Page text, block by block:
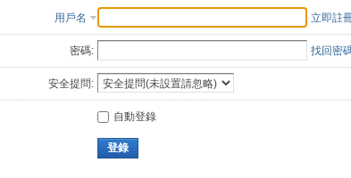
用戶名 立即註
密碼: 找回密
安全提問:
自動登錄
登錄